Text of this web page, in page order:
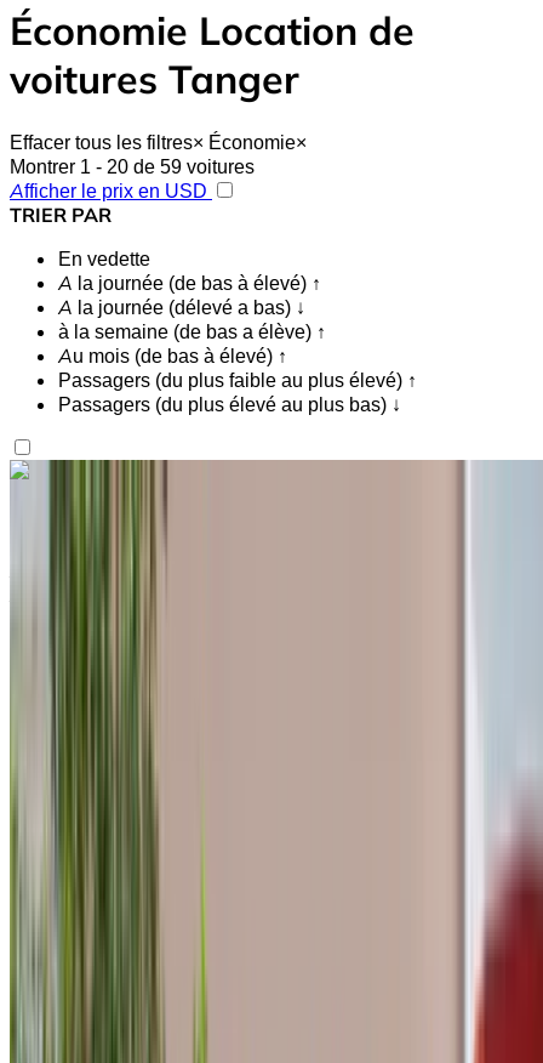
Économie Location de
voitures Tanger
Effacer tous les filtres× Économie×
Montrer 1 - 20 de 59 voitures
Afficher le prix en USD
TRIER PAR
En vedette
A la journée (de bas à élevé) ↑
A la journée (délevé a bas) ↓
à la semaine (de bas a élève) ↑
Au mois (de bas à élevé) ↑
Passagers (du plus faible au plus élevé) ↑
Passagers (du plus élevé au plus bas) ↓
Vous aimez ce que vous voyez ?